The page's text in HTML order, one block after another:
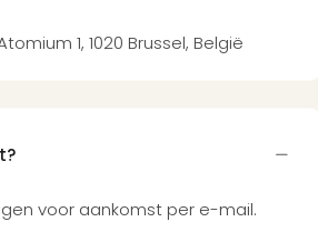
1, 1020 Brussel, België
voor aankomst per e-mail.